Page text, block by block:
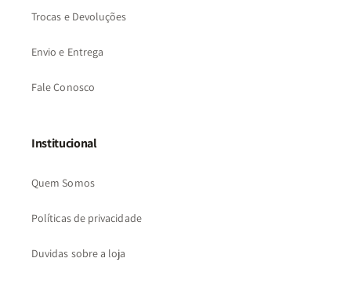
Trocas e Devoluções
Envio e Entrega
Fale Conosco
Institucional
Quem Somos
Políticas de privacidade
Duvidas sobre a loja